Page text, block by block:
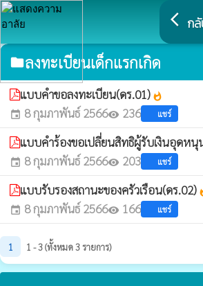
arrow_back_ios ก
folderลงทะเบียนเด็กแรกเกิด
แบบคำขอลงทะเบียน(ดร.01) whatshot
event 8 กุมภาพันธ์ 2566visibility 236 แชร์
แบบคำร้องขอเปลี่ยนสิทธิผู้รับเงินอุดหนุ
event 8 กุมภาพันธ์ 2566visibility 203 แชร์
แบบรับรองสถานะของครัวเรือน(ดร.02)
event 8 กุมภาพันธ์ 2566visibility 166 แชร์
1 1 - 3 (ทั้งหมด 3 รายการ)